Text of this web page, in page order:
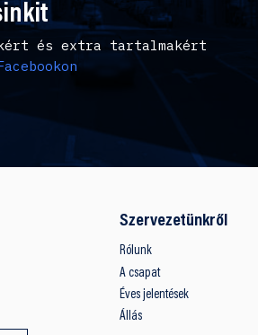
és extra tartalmakért
Szervezetünkről
Rólunk
A csapat
Éves jelentések
Állás